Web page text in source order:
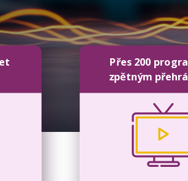
Přes 200
zpětným